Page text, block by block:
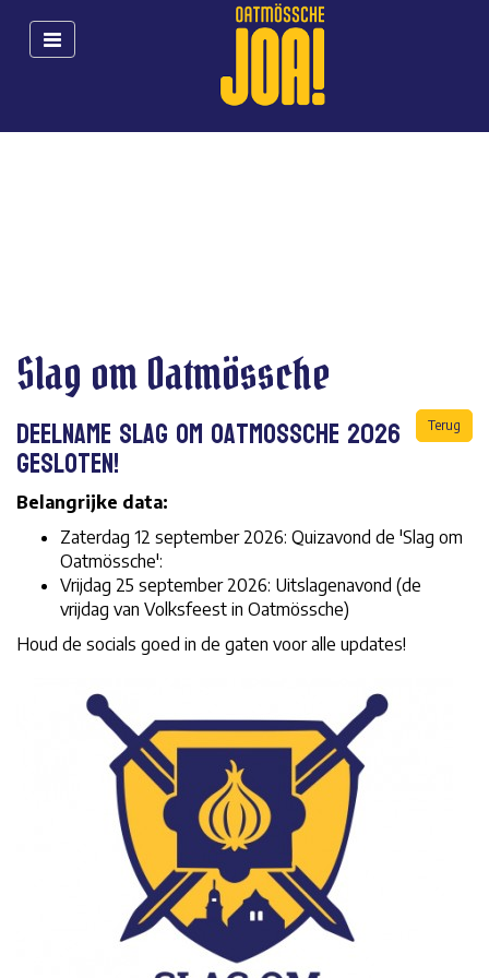
Toggle
navigation
Slag om Oatmössche
Terug
Deelname Slag om Oatmossche 2026
gesloten!
Belangrijke data:
Zaterdag 12 september 2026: Quizavond de 'Slag om
Oatmössche':
Vrijdag 25 september 2026: Uitslagenavond (de
vrijdag van Volksfeest in Oatmössche)
Houd de socials goed in de gaten voor alle updates!